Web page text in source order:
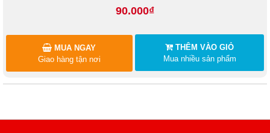
90.000₫
THÊM VÀO GIỎ
Mua nhiều sản phẩm
MUA NGAY
Giao hàng tận nơi